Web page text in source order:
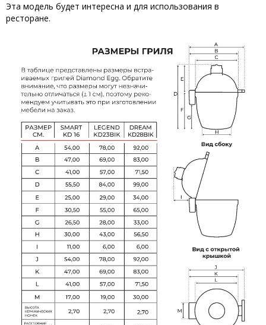
Эта модель будет интересна и для использования в
ресторане.